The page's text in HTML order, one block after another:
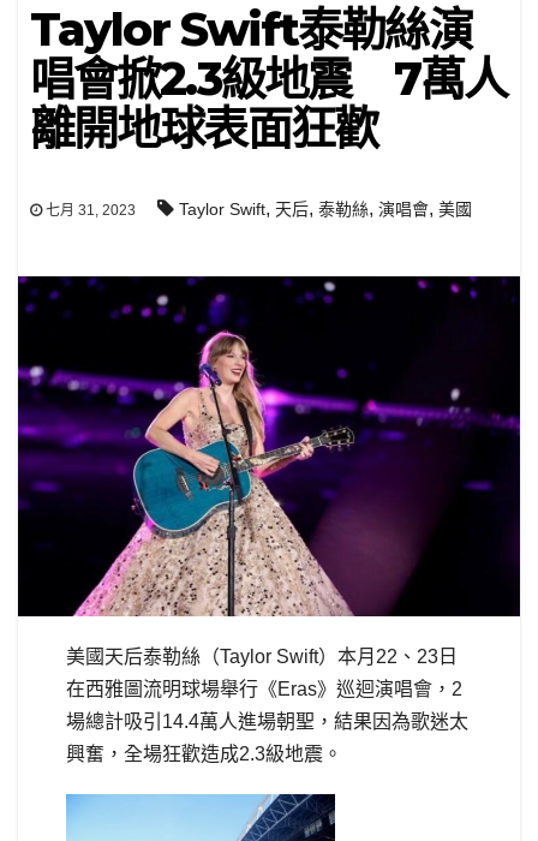
Taylor Swift泰勒絲演
唱會掀2.3級地震 7萬人
離開地球表面狂歡
七月 31, 2023 Taylor Swift, 天后, 泰勒絲, 演唱會, 美國
美國天后泰勒絲（Taylor Swift）本月22、23日
在西雅圖流明球場舉行《Eras》巡迴演唱會，2
場總計吸引14.4萬人進場朝聖，結果因為歌迷太
興奮，全場狂歡造成2.3級地震。